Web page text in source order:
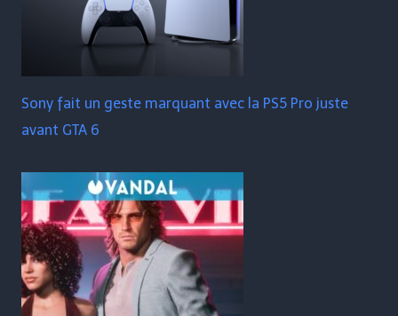
Sony fait un geste marquant avec la PS5 Pro juste
avant GTA 6